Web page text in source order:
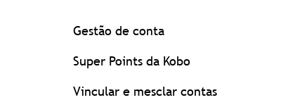
Gestão de conta
Super Points da Kobo
Vincular e mesclar contas